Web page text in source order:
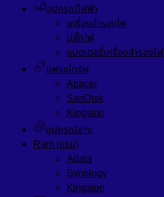
อุปกรณ์ไฟฟ้า
เครื่องสำรองไฟ
ปลั๊กไฟ
แบตเตอรี่เครื่องสำรองไฟ
แฟรชไดร์ฟ
Apacer
SanDisk
Kingston
อุปกรณ์ช่าง
Ram (แรม)
Adata
Synology
Kingston